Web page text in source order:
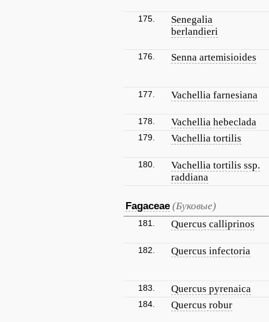
175.
Senegalia
berlandieri
176. Senna artemisioides
177. Vachellia farnesiana
178. Vachellia hebeclada
179. Vachellia tortilis
180.
Vachellia tortilis ssp.
raddiana
Fagaceae (Буковые)
181. Quercus calliprinos
182. Quercus infectoria
183. Quercus pyrenaica
184. Quercus robur